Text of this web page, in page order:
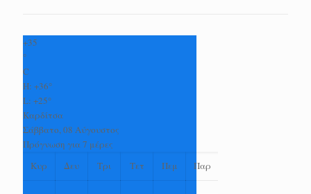
+35
°
C
H: +36°
L: +25°
Καρδίτσα
Σάββατο, 08 Αύγουστος
Πρόγνωση για 7 μέρες
Κυρ
Δευ Τρι Τετ Πεμ Παρ